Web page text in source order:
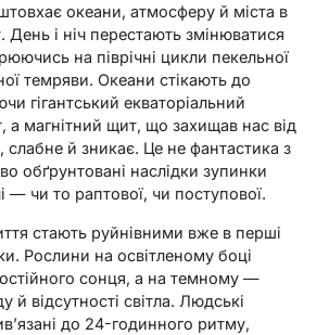
океани, атмосферу й міста в
День і ніч перестають змінюватися
на піврічні цикли пекельної
темряви. Океани стікають до
гігантський екваторіальний
а магнітний щит, що захищав нас від
слабне й зникає. Це не фантастика з
обґрунтовані наслідки зупинки
— чи то раптової, чи поступової.
стають руйнівними вже в перші
Рослини на освітленому боці
сонця, а на темному —
й відсутності світла. Людські
до 24-годинного ритму,